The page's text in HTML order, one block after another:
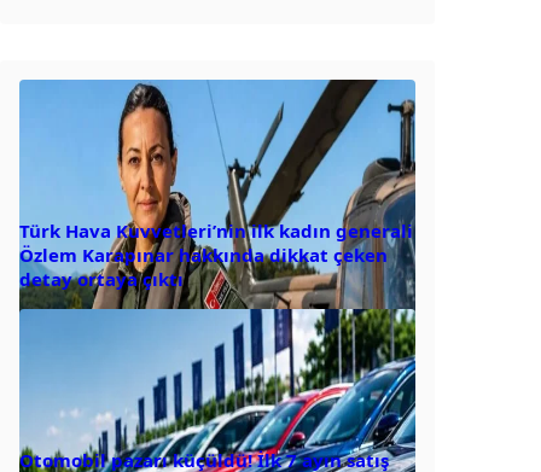
Türk Hava Kuvvetleri’nin ilk kadın generali
Özlem Karapınar hakkında dikkat çeken
detay ortaya çıktı
Otomobil pazarı küçüldü! İlk 7 ayın satış